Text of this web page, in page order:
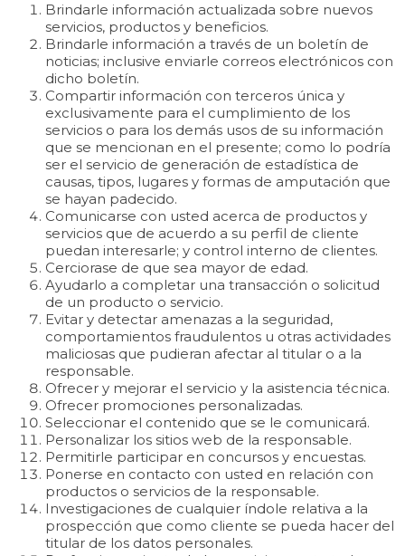
Brindarle información actualizada sobre nuevos
servicios, productos y beneficios.
Brindarle información a través de un boletín de
noticias; inclusive enviarle correos electrónicos con
dicho boletín.
Compartir información con terceros única y
exclusivamente para el cumplimiento de los
servicios o para los demás usos de su información
que se mencionan en el presente; como lo podría
ser el servicio de generación de estadística de
causas, tipos, lugares y formas de amputación que
se hayan padecido.
Comunicarse con usted acerca de productos y
servicios que de acuerdo a su perfil de cliente
puedan interesarle; y control interno de clientes.
Cerciorase de que sea mayor de edad.
Ayudarlo a completar una transacción o solicitud
de un producto o servicio.
Evitar y detectar amenazas a la seguridad,
comportamientos fraudulentos u otras actividades
maliciosas que pudieran afectar al titular o a la
responsable.
Ofrecer y mejorar el servicio y la asistencia técnica.
Ofrecer promociones personalizadas.
Seleccionar el contenido que se le comunicará.
Personalizar los sitios web de la responsable.
Permitirle participar en concursos y encuestas.
Ponerse en contacto con usted en relación con
productos o servicios de la responsable.
Investigaciones de cualquier índole relativa a la
prospección que como cliente se pueda hacer del
titular de los datos personales.